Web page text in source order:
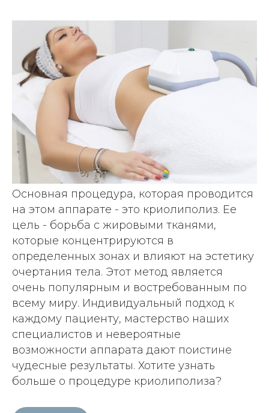
Основная процедура, которая проводится
на этом аппарате - это криолиполиз. Ее
цель - борьба с жировыми тканями,
которые концентрируются в
определенных зонах и влияют на эстетику
очертания тела. Этот метод является
очень популярным и востребованным по
всему миру. Индивидуальный подход к
каждому пациенту, мастерство наших
специалистов и невероятные
возможности аппарата дают поистине
чудесные результаты. Хотите узнать
больше о процедуре криолиполиза?
Удаление тату и татуажа
Плазмотерапия
Нитевой лифтинг
Коллагенотерапия
Другие инъекции
Удаление татуировок
Удаление татуажа бровей
Удаление татуажа губ
Удаление татуажа ремувером
Перманентный макияж
Лечение кожи
Лечение акне
Лечение пигментации
Лечение сосудов
Лечение рубцов
Лечение постакне
Удаление татуажа век (стрелки)